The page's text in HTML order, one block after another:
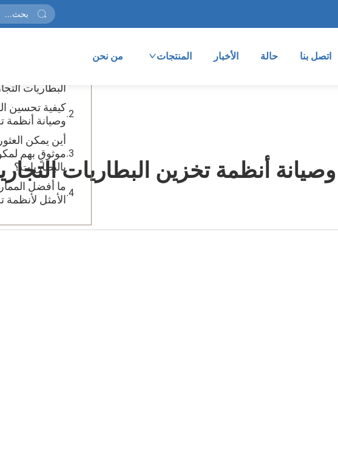
اتصل بنا حالة الأخبار المنتجات من نحن
أنظمة تخزين البطاريات
جدول
ما الفوائد
التشغيل
البطاريات
كيفية تحسين
وصيانة أنظمة
أين يمكن
موثوقٍ بهم
بالبطاريات؟
ما أفضل
الأمثل لأنظمة